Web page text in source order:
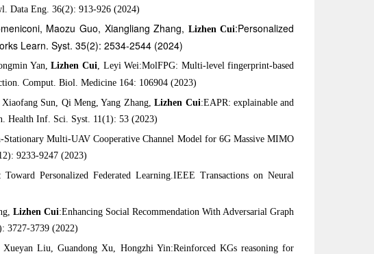
Data Eng. 36(2): 913-926 (2024)
Maozu Guo, Xiangliang Zhang, Lizhen Cui:Personalized
Learn. Syst. 35(2): 2534-2544 (2024)
Yan,Lizhen Cui, Leyi Wei:MolFPG: Multi-level fingerprint-based
Comput. Biol. Medicine 164: 106904 (2023)
Sun, Qi Meng, Yang Zhang,Lizhen Cui:EAPR: explainable and
Health Inf. Sci. Syst. 11(1): 53 (2023)
Stationary Multi-UAV Cooperative Channel Model for 6G Massive MIMO
9233-9247 (2023)
Personalized Federated Learning.IEEE Transactions on Neural
Lizhen Cui:Enhancing Social Recommendation With Adversarial Graph
3727-3739 (2022)
Liu, Guandong Xu, Hongzhi Yin:Reinforced KGs reasoning for